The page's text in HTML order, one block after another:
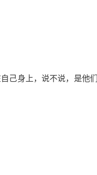
身上，说不说，是他